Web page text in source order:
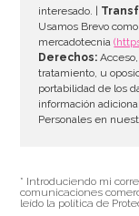
interesado. |
Usamos Brevo
mercadotecnia
Derechos:
tratamiento, u
portabilidad de los
información
Personales en
* Introduciendo mi
comunicaciones
leído la política de